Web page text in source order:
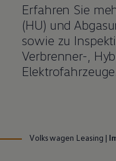
Erfahren Sie
(HU) und
sowie zu
Verbrenner-,
Volkswagen Leasing |